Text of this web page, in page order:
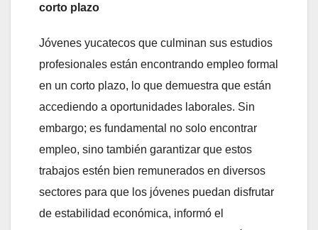
corto plazo
Jóvenes yucatecos que culminan sus estudios
profesionales están encontrando empleo formal
en un corto plazo, lo que demuestra que están
accediendo a oportunidades laborales. Sin
embargo; es fundamental no solo encontrar
empleo, sino también garantizar que estos
trabajos estén bien remunerados en diversos
sectores para que los jóvenes puedan disfrutar
de estabilidad económica, informó el